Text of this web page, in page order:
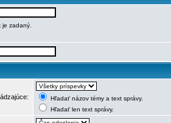
zadaný.
Hľadať názov témy a text správy.
Hľadať len text správy.